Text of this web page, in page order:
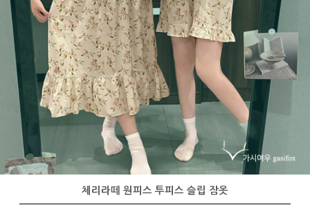
체리라떼 원피스 투피스 슬립 잠옷